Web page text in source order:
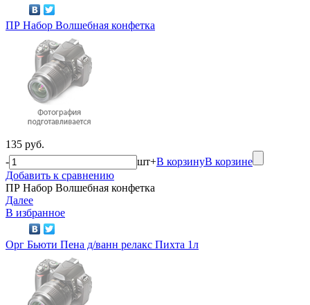
ПР Набор Волшебная конфетка
135 руб.
-
шт+В корзинуВ корзине
Добавить к сравнению
ПР Набор Волшебная конфетка
Далее
В избранное
Орг Бьюти Пена д/ванн релакс Пихта 1л